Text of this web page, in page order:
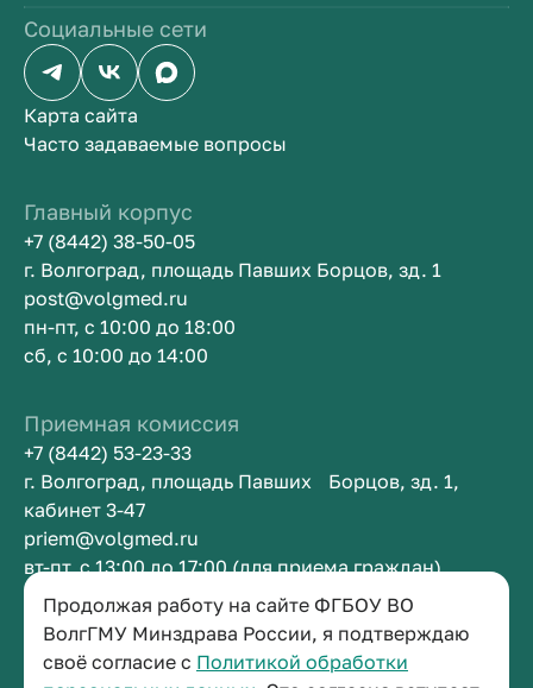
Продолжая работу на сайте ФГБОУ ВО
ВолгГМУ Минздрава России, я подтверждаю
своё согласие с Политикой обработки
Социальные сети
Карта сайта
Часто задаваемые вопросы
Главный корпус
+7 (8442) 38-50-05
г. Волгоград, площадь Павших Борцов, зд. 1
post@volgmed.ru
пн-пт, с 10:00 до 18:00
сб, с 10:00 до 14:00
Приемная комиссия
+7 (8442) 53-23-33
г. Волгоград, площадь Павших Борцов, зд. 1,
кабинет 3-47
priem@volgmed.ru
вт-пт, с 13:00 до 17:00 (для приема граждан)
Приемная ректора
+7 (8442) 38-50-05